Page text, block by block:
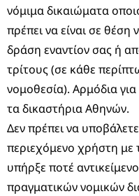
νόμιμα δικαιώματα
πρέπει να είναι σε
δράση εναντίον σας ή
τρίτους (σε κάθε
νομοθεσία). Αρμόδια
τα δικαστήρια Αθηνών.
Δεν πρέπει να
περιεχόμενο χρήστη με
υπήρξε ποτέ
πραγματικών νομικών